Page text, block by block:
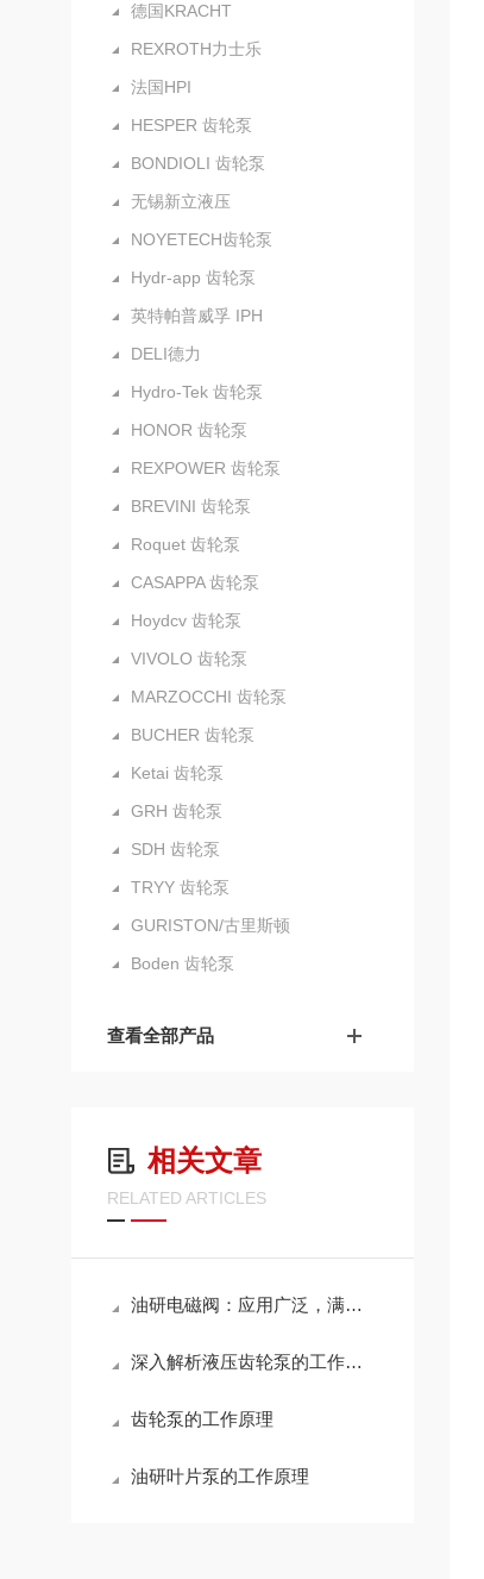
德国KRACHT
REXROTH力士乐
法国HPI
HESPER 齿轮泵
BONDIOLI 齿轮泵
无锡新立液压
NOYETECH齿轮泵
Hydr-app 齿轮泵
英特帕普威孚 IPH
DELI德力
Hydro-Tek 齿轮泵
HONOR 齿轮泵
REXPOWER 齿轮泵
BREVINI 齿轮泵
Roquet 齿轮泵
CASAPPA 齿轮泵
Hoydcv 齿轮泵
VIVOLO 齿轮泵
MARZOCCHI 齿轮泵
BUCHER 齿轮泵
Ketai 齿轮泵
GRH 齿轮泵
SDH 齿轮泵
TRYY 齿轮泵
GURISTON/古里斯顿
Boden 齿轮泵
查看全部产品
相关文章
RELATED ARTICLES
油研电磁阀：应用广泛，满足多种流体控制需求
深入解析液压齿轮泵的工作原理与性能优化策略，提升液压系统效率
齿轮泵的工作原理
油研叶片泵的工作原理